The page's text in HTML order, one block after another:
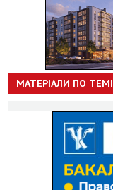
МАТЕРІАЛИ ПО ТЕМІ